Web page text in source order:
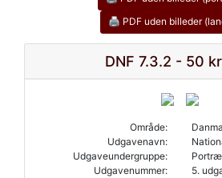
🖨 PDF uden billeder
DNF 7.3.2 - 50
Område:
Udgavenavn:
Udgaveundergruppe:
Udgavenummer:
5.